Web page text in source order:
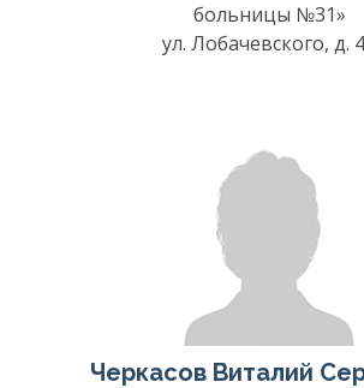
больницы №31»
ул. Лобачевского, д.
Черкасов Виталий